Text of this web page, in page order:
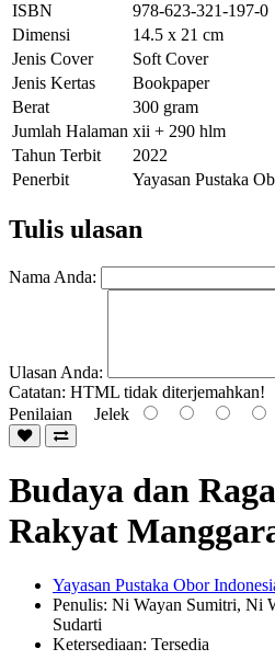
ISBN
978-623-321-197-0
Dimensi
14.5 x 21 cm
Jenis Cover
Soft Cover
Jenis Kertas
Bookpaper
Berat
300 gram
Jumlah Halaman xii + 290 hlm
Tahun Terbit
2022
Penerbit
Yayasan Pustaka
Tulis ulasan
Nama Anda:
Ulasan Anda:
Catatan: HTML tidak diterjemahkan!
Penilaian Jelek
Budaya dan
Rakyat
Yayasan Pustaka Obor
Penulis: Ni Wayan Sumitri, Ni
Sudarti
Ketersediaan: Tersedia